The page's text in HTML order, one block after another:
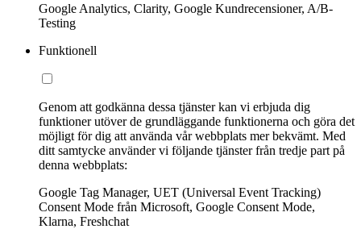
Google Analytics, Clarity, Google Kundrecensioner, A/B-
Testing
Funktionell
Genom att godkänna dessa tjänster kan vi erbjuda dig
funktioner utöver de grundläggande funktionerna och göra det
möjligt för dig att använda vår webbplats mer bekvämt. Med
ditt samtycke använder vi följande tjänster från tredje part på
denna webbplats:
Google Tag Manager, UET (Universal Event Tracking)
Consent Mode från Microsoft, Google Consent Mode,
Klarna, Freshchat